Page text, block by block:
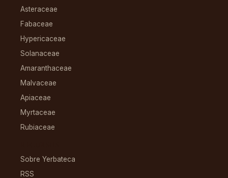
Asteraceae
Fabaceae
Hypericaceae
Solanaceae
Amaranthaceae
Malvaceae
Apiaceae
Myrtaceae
Rubiaceae
Sobre Yerbateca
RSS